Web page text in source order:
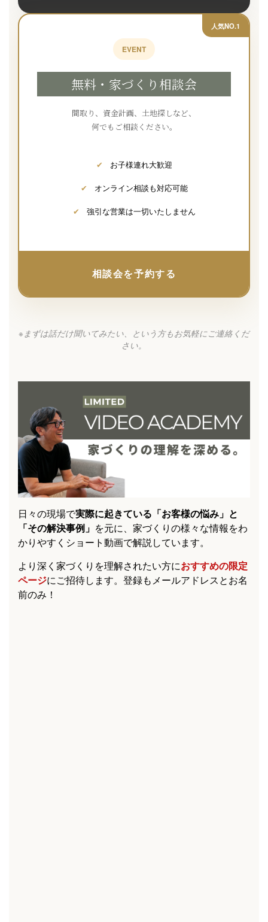
人気NO.1
EVENT
無料・家づくり相談会
間取り、資金計画、土地探しなど、
何でもご相談ください。
✔ お子様連れ大歓迎
✔ オンライン相談も対応可能
✔ 強引な営業は一切いたしません
相談会を予約する
※まずは話だけ聞いてみたい、という方もお気軽にご連絡くだ
さい。
日々の現場で実際に起きている「お客様の悩み」と
「その解決事例」 を元に、家づくりの様々な情報をわ
かりやすくショート動画で解説しています。
より深く家づくりを理解されたい方におすすめの限定
ページにご招待します。登録もメールアドレスとお名
前のみ！